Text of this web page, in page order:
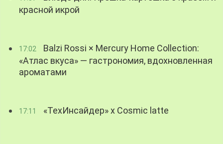
красной икрой
17:02
Balzi Rossi × Mercury Home Collection:
«Атлас вкуса» — гастрономия, вдохновленная
ароматами
17:11 «ТехИнсайдер» х Cosmic latte